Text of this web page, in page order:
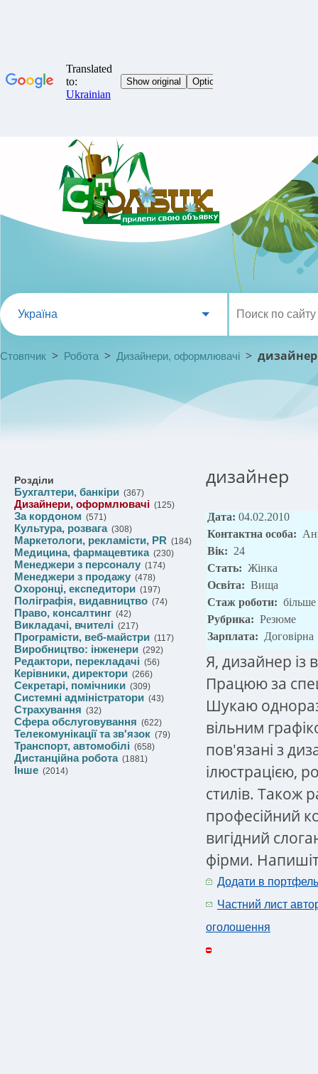
Україна
Стовпчик > Робота > Дизайнери, оформлювачі > дизайнер
Розділи
Бухгалтери, банкіри (367)
Дизайнери, оформлювачі (125)
За кордоном (571)
Культура, розвага(308)
Маркетологи, рекламісти, PR (184)
Медицина, фармацевтика(230)
Менеджери з персоналу (174)
Менеджери з продажу (478)
Охоронці, експедитори (197)
Поліграфія, видавництво (74)
Право, консалтинг (42)
Викладачі, вчителі (217)
Програмісти, веб-майстри (117)
Виробництво: інженери (292)
Редактори, перекладачі (56)
Керівники, директори (266)
Секретарі, помічники (309)
Системні адміністратори (43)
Страхування (32)
Сфера обслуговування (622)
Телекомунікації та зв'язок (79)
Транспорт, автомобілі (658)
Дистанційна робота(1881)
Інше (2014)
дизайнер
Дата: 04.02.2010
Контактна особа:
Вік: 24
Стать: Жінка
Освіта: Вища
Стаж роботи:
Рубрика: Резюме
Зарплата: Договірна
Я, дизайнер
Працюю за
Шукаю
вільним
пов'язані з
ілюстрацією,
стилів. Також
професійний
вигідний
фірми.
Додати в портфель
Частний лист
оголошення